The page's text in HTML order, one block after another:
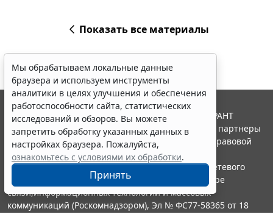
Показать все материалы
Мы обрабатываем локальные данные
браузера и используем инструменты
аналитики в целях улучшения и обеспечения
работоспособности сайта, статистических
исследований и обзоров. Вы можете
запретить обработку указанных данных в
настройках браузера. Пожалуйста,
ознакомьтесь с условиями их обработки.
Принять
© ООО "НПП "ГАРАНТ-СЕРВИС", 2026. Система ГАРАНТ
выпускается с 1990 года. Компания "Гарант" и ее партнеры
являются участниками Российской ассоциации правовой
информации ГАРАНТ.
Портал ГАРАНТ.РУ зарегистрирован в качестве сетевого
издания Федеральной службой по надзору в сфере
связи,информационных технологий и массовых
коммуникаций (Роскомнадзором), Эл № ФС77-58365 от 18